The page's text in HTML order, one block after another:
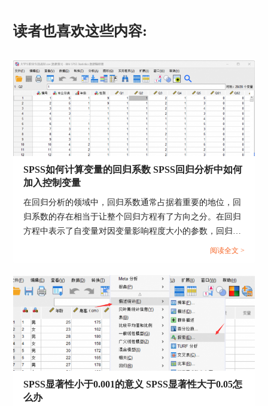
图3：非线性回归
运用SPSS的表达式输入工具，将曲线模型表达式
y=b1+b2*log(X)填写到模型表达式中。其中，销售
额为因变量，促销费用为自变量。
读者也喜欢这些内容:
SPSS如何计算变量的回归系数 SPSS回归分析中如何
加入控制变量
在回归分析的领域中，回归系数通常占据着重要的地位，回
归系数的存在相当于让整个回归方程有了方向之分。在回归
方程中表示了自变量对因变量影响程度大小的参数，回归系
数的大小与自变量和因变量的变化密切相关。当我们需要计
数，还可以在回归分析中设置控制变量。接下来给大家介绍
SPSS如何计算变量的回归系数，SPSS回归分析中如何加入
控制变量的具体内容。...
阅读全文 >
SPSS显著性小于0.001的意义 SPSS显著性大于0.05怎
么办